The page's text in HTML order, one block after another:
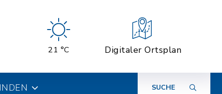
21 °C Digitaler Ortsplan
SUCHE